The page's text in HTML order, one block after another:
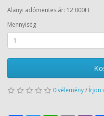
Alanyi adómentes ár: 12 000Ft
Mennyiség
0 vélemény/ Írjon